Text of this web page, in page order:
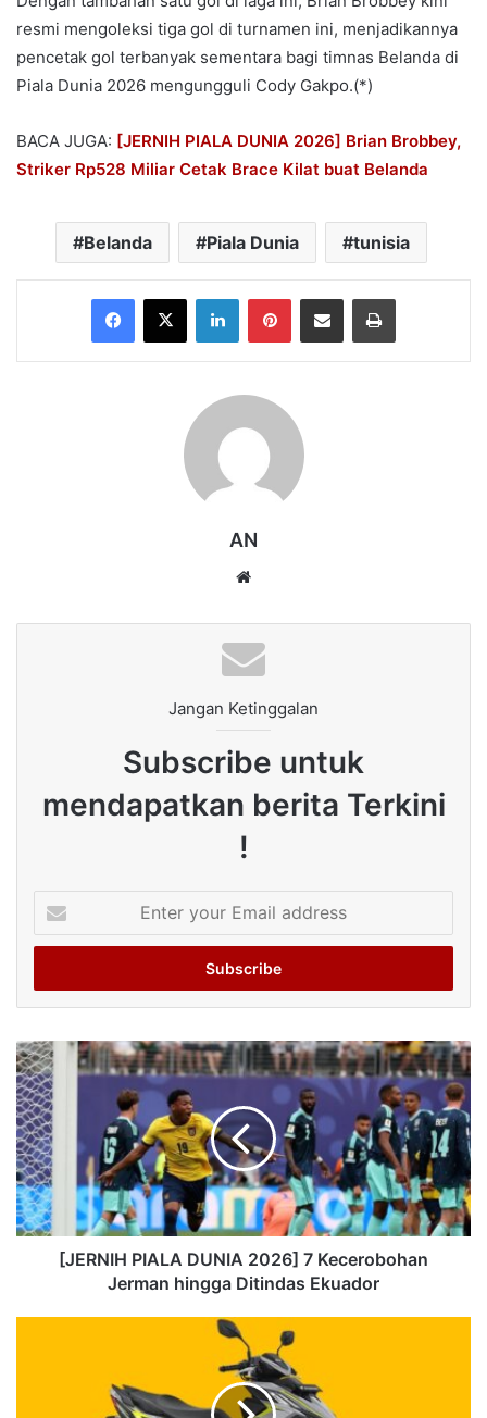
resmi mengoleksi tiga gol di turnamen ini, menjadikannya
pencetak gol terbanyak sementara bagi timnas Belanda di
Piala Dunia 2026 mengungguli Cody Gakpo.(*)
BACA JUGA: [JERNIH PIALA DUNIA 2026] Brian Brobbey,
Striker Rp528 Miliar Cetak Brace Kilat buat Belanda
Belanda Piala Dunia tunisia
Facebook
X LinkedInPinterestShare via Email Print
AN
Jangan Ketinggalan
Subscribe untuk
mendapatkan berita Terkini
!
your
Email
[JERNIH PIALA DUNIA 2026] 7 Kecerobohan
Jerman hingga Ditindas Ekuador